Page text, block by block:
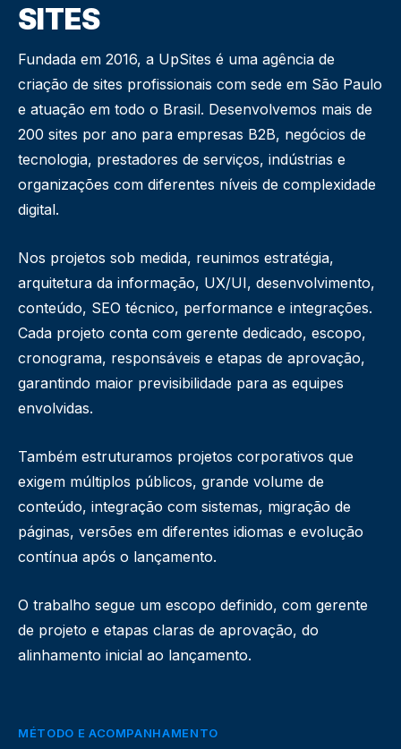
SITES
Fundada em 2016, a UpSites é uma agência de
criação de sites profissionais com sede em São Paulo
e atuação em todo o Brasil. Desenvolvemos mais de
200 sites por ano para empresas B2B, negócios de
tecnologia, prestadores de serviços, indústrias e
organizações com diferentes níveis de complexidade
digital.
Nos projetos sob medida, reunimos estratégia,
arquitetura da informação, UX/UI, desenvolvimento,
conteúdo, SEO técnico, performance e integrações.
Cada projeto conta com gerente dedicado, escopo,
cronograma, responsáveis e etapas de aprovação,
garantindo maior previsibilidade para as equipes
envolvidas.
Também estruturamos projetos corporativos que
exigem múltiplos públicos, grande volume de
conteúdo, integração com sistemas, migração de
páginas, versões em diferentes idiomas e evolução
contínua após o lançamento.
O trabalho segue um escopo definido, com gerente
de projeto e etapas claras de aprovação, do
alinhamento inicial ao lançamento.
MÉTODO E ACOMPANHAMENTO